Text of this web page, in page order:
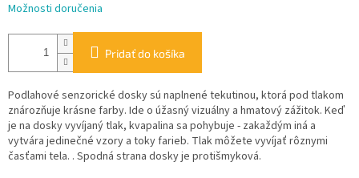
Možnosti doručenia
Pridať do košíka
Podlahové senzorické dosky sú naplnené tekutinou, ktorá pod tlakom
znározňuje krásne farby. Ide o úžasný vizuálny a hmatový zážitok. Keď
je na dosky vyvíjaný tlak, kvapalina sa pohybuje - zakaždým iná a
vytvára jedinečné vzory a toky farieb. Tlak môžete vyvíjať rôznymi
časťami tela. . Spodná strana dosky je protišmyková.